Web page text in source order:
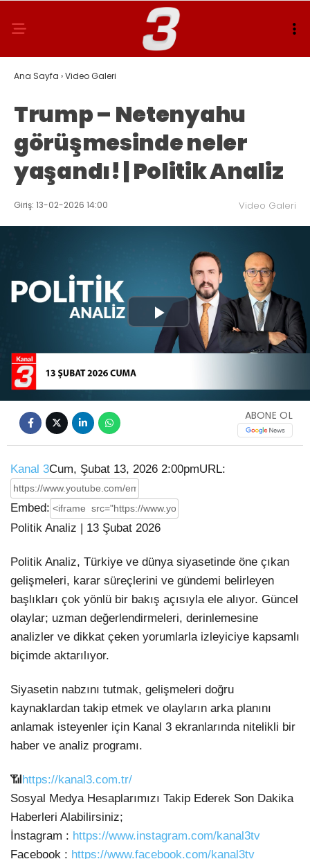
Ana Sayfa ›Video Galeri
Trump – Netenyahu
görüşmesinde neler
yaşandı! | Politik Analiz
Giriş: 13-02-2026 14:00 Video Galeri
Play
Video
ABONE OL
Kanal 3Cum, Şubat 13, 2026 2:00pmURL:
Embed:
Politik Analiz | 13 Şubat 2026
Politik Analiz, Türkiye ve dünya siyasetinde öne çıkan
gelişmeleri, karar süreçlerini ve gündemi belirleyen
başlıkları çok yönlü bir bakış açısıyla ele alıyor. Güncel
olaylar; uzman değerlendirmeleri, derinlemesine
analizler ve dikkat çeken yorumlarla izleyiciye kapsamlı
biçimde aktarılıyor.
Siyasetin nabzını tutmak, gelişmeleri doğru
kaynaklardan takip etmek ve olayların arka planını
anlamak isteyenler için Kanal 3 ekranlarında nitelikli bir
haber ve analiz programı.
📶 https://kanal3.com.tr/
Sosyal Medya Hesaplarımızı Takip Ederek Son Dakika
Haberleri Alabilirsiniz;
İnstagram : https://www.instagram.com/kanal3tv
Facebook : https://www.facebook.com/kanal3tv